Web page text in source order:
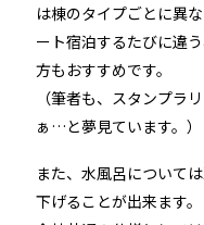
は棟のタイプごとに異
ート宿泊するたびに違
方もおすすめです。
（筆者も、スタンプラ
ぁ…と夢見ています。）
また、水風呂については
下げることが出来ます
運用イメージ
沖縄
施工会社様向け資料